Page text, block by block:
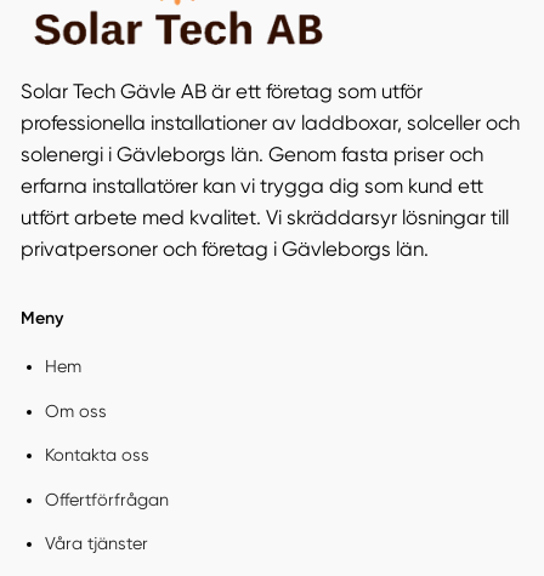
Solar Tech Gävle AB är ett företag som utför
professionella installationer av laddboxar, solceller och
solenergi i Gävleborgs län. Genom fasta priser och
erfarna installatörer kan vi trygga dig som kund ett
utfört arbete med kvalitet. Vi skräddarsyr lösningar till
privatpersoner och företag i Gävleborgs län.
Meny
Hem
Om oss
Kontakta oss
Offertförfrågan
Våra tjänster